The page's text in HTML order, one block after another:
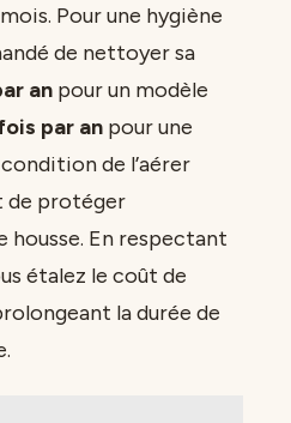
Pour une hygiène
de nettoyer sa
an pour un modèle
par an pour une
de l’aérer
de protéger
housse. En respectant
étalez le coût de
la durée de